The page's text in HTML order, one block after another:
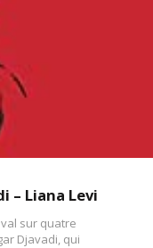
– Liana Levi
sur quatre
Djavadi, qui